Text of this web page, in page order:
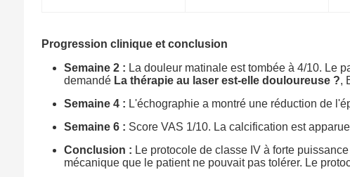
Progression clinique et conclusion
Semaine 2 : La douleur matinale est tombée à 4/10. Le
demandé La thérapie au laser est-elle douloureuse ?,
Semaine 4 : L'échographie a montré une réduction de
Semaine 6 : Score VAS 1/10. La calcification est
Conclusion : Le protocole de classe IV à forte
mécanique que le patient ne pouvait pas tolérer. Le